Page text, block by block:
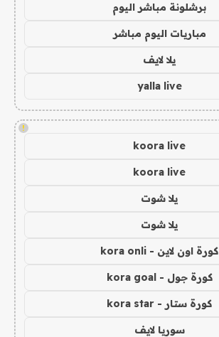
برشلونة مباشر اليوم
مباريات اليوم مباشر
يلا لايف
yalla live
!
koora live
koora live
يلا شوت
يلا شوت
كورة اون لاين - kora onli
كورة جول - kora goal
كورة ستار - kora star
سوريا لايف